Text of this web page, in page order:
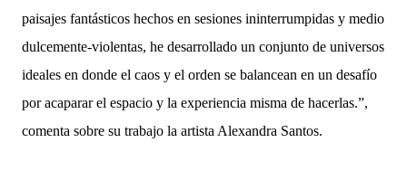
paisajes fantásticos hechos en sesiones ininterrumpidas y medio
dulcemente-violentas, he desarrollado un conjunto de universos
ideales en donde el caos y el orden se balancean en un desafío
por acaparar el espacio y la experiencia misma de hacerlas.”,
comenta sobre su trabajo la artista Alexandra Santos.